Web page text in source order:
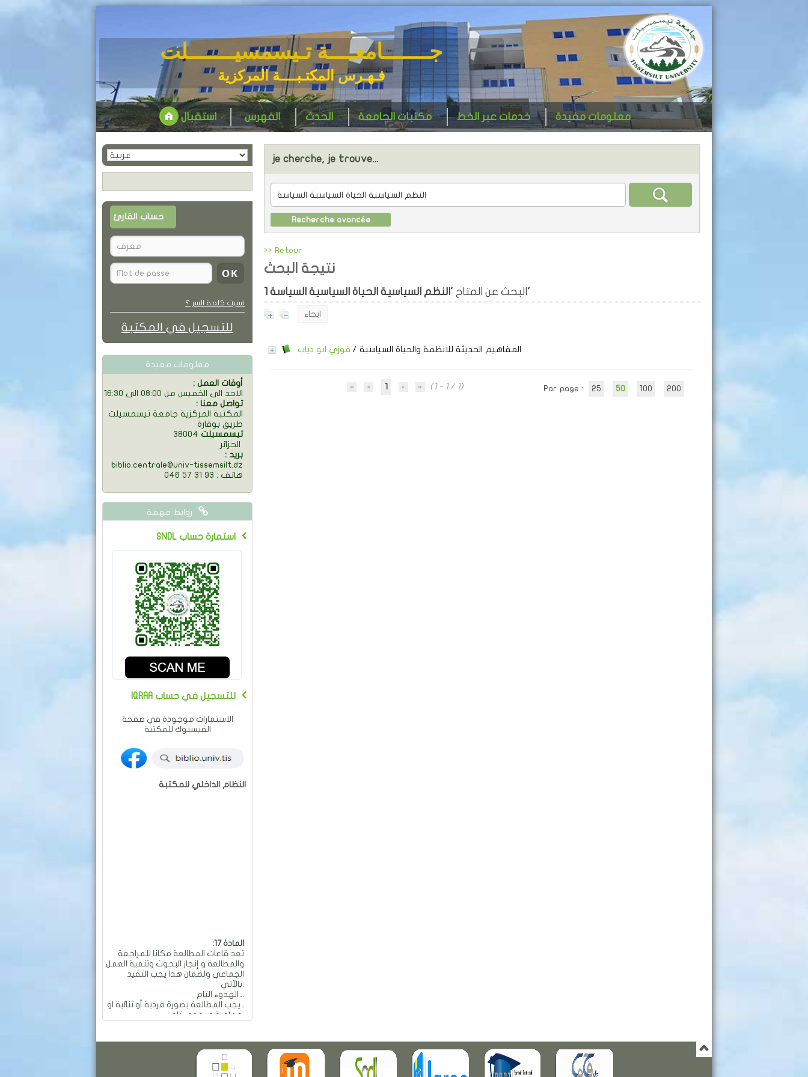
جـــــــامعــــة تـيسمسيـــــــلت
فـهـرس المكتـبــــة المركزية
الفهرس الحدث مكتبات الجامعة خدمات عبر الخط معلومات مفيدة استقبال
je cherche, je trouve...
Recherche avancée
>> Retour
نتيجة البحث
1 البحث عن المتاح 'النظم السياسية الحياة السياسية السياسة'
ايحاء
المفاهيم الحديثة للانظمة والحياة السياسية / فوزي ابو دياب
1 (1 - 1 / 1) Par page : 25 50 100 200
حساب القارئ
نسيت كلمة السر ؟
للتسجيل في المكتبة
معلومات مفيدة
: أوقات العمل
الاحد الى الخميس من 08:00 الى 16:30
: تواصل معنا
المكتبة المركزية جامعة تيسمسيلت
طريق بوقارة
38004 تيسمسيلت
: بريد
biblio.centrale@univ-tissemsilt.dz
046 57 31 93 : هاتف
روابط مهمة
SNDL استمارة حساب
IQRAA للتسجيل في حساب
الاستمارات موجودة في صفحة
الفيسبوك للمكتبة
النظام الداخلي للمكتبة
تعد قاعات المطالعة مكانا للمراجعة
والمطالعة و إنجاز البحوث وتنمية العمل
الجماعي ولضمان هذا يجب التقيد
بالآتي:
ـ الهدوء التام.
ـ يجب المطالعة بصورة فردية أو ثنائية او
جماعية و بهدوء تام.
ـ ممنوع تجاوز عدد المقاعد المسموح